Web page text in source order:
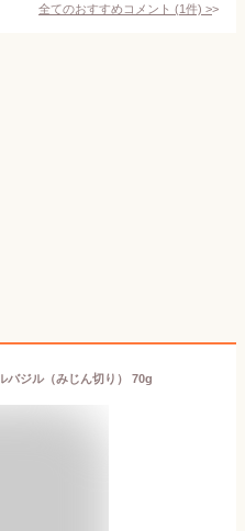
全てのおすすめコメント (1件) >
バジル（みじん切り） 70g